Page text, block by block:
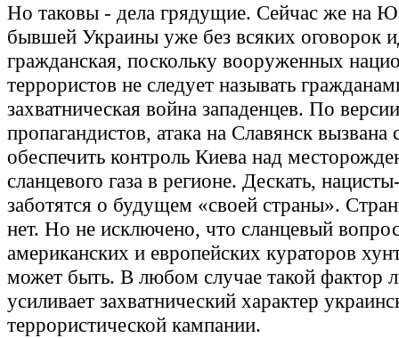
Но таковы - дела грядущие. Сейчас же на
бывшей Украины уже без всяких оговорок
гражданская, поскольку вооруженных
террористов не следует называть
захватническая война западенцев. По
пропагандистов, атака на Славянск вызвана
обеспечить контроль Киева над
сланцевого газа в регионе. Дескать,
заботятся о будущем «своей страны».
нет. Но не исключено, что сланцевый
американских и европейских кураторов
может быть. В любом случае такой фактор
усиливает захватнический характер
террористической кампании.